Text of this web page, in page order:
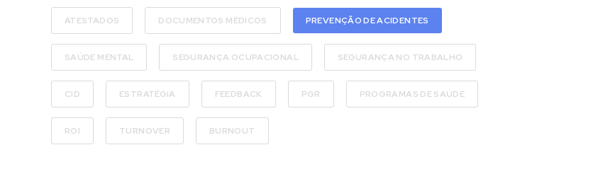
ATESTADOS DOCUMENTOS MÉDICOS PREVENÇÃO DE ACIDENTES
SAÚDE MENTAL SEGURANÇA OCUPACIONAL SEGURANÇA NO TRABALHO
CID ESTRATÉGIA FEEDBACK PGR PROGRAMAS DE SAÚDE
ROI TURNOVER BURNOUT